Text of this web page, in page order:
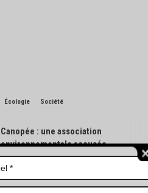
Écologie Société
Canopée : une association
environnementale accusée
d’avoir pisté des engins
forestiers
Charles de Blondin 0